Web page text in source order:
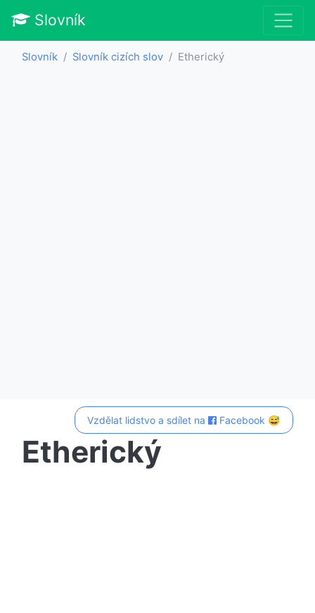
Slovník
Slovník Slovník cizích slov Etherický
Vzdělat lidstvo a sdílet na Facebook 😅
Etherický